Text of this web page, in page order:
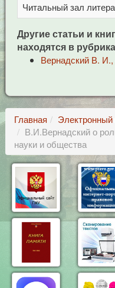
Читальный зал
Другие статьи и
находятся в
Вернадский В.
Главная
Электронный
В.И.Вернадский о
науки и общества